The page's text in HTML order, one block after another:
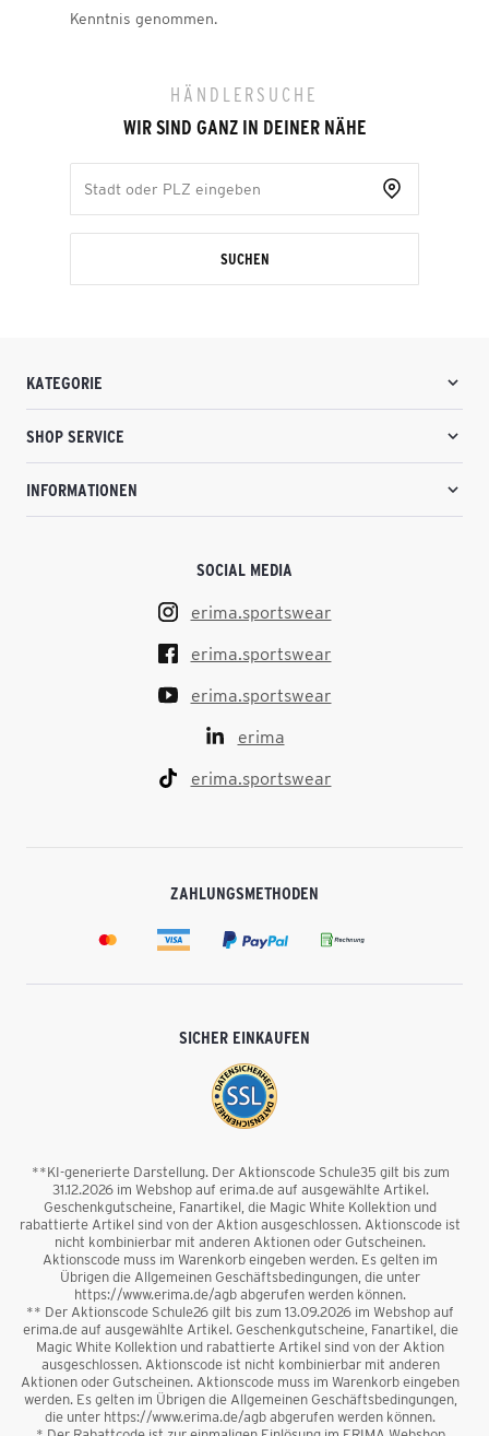
Kenntnis genommen.
HÄNDLERSUCHE
WIR SIND GANZ IN DEINER NÄHE
SUCHEN
KATEGORIE
SHOP SERVICE
INFORMATIONEN
SOCIAL MEDIA
erima.sportswear
erima.sportswear
erima.sportswear
erima
erima.sportswear
ZAHLUNGSMETHODEN
SICHER EINKAUFEN
**KI-generierte Darstellung. Der Aktionscode Schule35 gilt bis zum
31.12.2026 im Webshop auf erima.de auf ausgewählte Artikel.
Geschenkgutscheine, Fanartikel, die Magic White Kollektion und
rabattierte Artikel sind von der Aktion ausgeschlossen. Aktionscode ist
nicht kombinierbar mit anderen Aktionen oder Gutscheinen.
Aktionscode muss im Warenkorb eingeben werden. Es gelten im
Übrigen die Allgemeinen Geschäftsbedingungen, die unter
https://www.erima.de/agb abgerufen werden können.
** Der Aktionscode Schule26 gilt bis zum 13.09.2026 im Webshop auf
erima.de auf ausgewählte Artikel. Geschenkgutscheine, Fanartikel, die
Magic White Kollektion und rabattierte Artikel sind von der Aktion
ausgeschlossen. Aktionscode ist nicht kombinierbar mit anderen
Aktionen oder Gutscheinen. Aktionscode muss im Warenkorb eingeben
werden. Es gelten im Übrigen die Allgemeinen Geschäftsbedingungen,
die unter https://www.erima.de/agb abgerufen werden können.